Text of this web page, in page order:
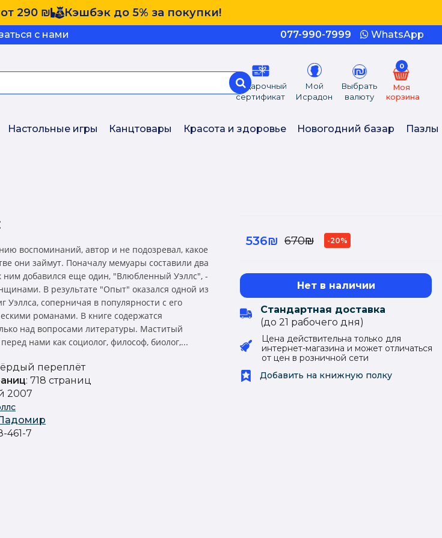
290 ₪ Кэшбэк до 5% за покупки!
с нами 077-990-7999 WhatsApp
Подарочный
сертификат
Мой
Исрадон
Выбрать
валюту
0
Моя
корзина
Настольные игры Канцтовары Красота и здоровье Новогодний базар Пазлы
воспоминаний, автор и не подозревал, какое
они займут. Поначалу мемуары составили два
ним добавился еще один, "Влюбленный Уэллс", -
В результате "Опыт" оказался одной из
Уэллса, соперничая в популярности с его
романами. В книге содержатся
над вопросами литературы. Маститый
нами как социолог, философ, биолог,...
переплёт
: 718 страниц
2007
461-7
536₪ 670₪ -20%
Нет в наличии
Стандартная доставка
(до 21 рабочего дня)
Цена действительна только для
интернет-магазина и может отличаться
от цен в розничной сети
Добавить на книжную полку